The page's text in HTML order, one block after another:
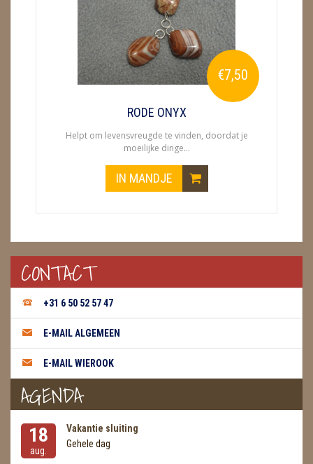
FENG SHUI
GEODE 'S / STANDAARDS
HANGERS
LAMPEN
MASSAGE
METEORIETEN
READING EN PERSOONLIJK ADVIES
RUWE STENEN
SCHEDELS / SKULLS
SELENIET
€7,50
RODE ONYX
Helpt om levensvreugde te vinden, doordat je
moeilijke dinge...
IN MANDJE
CONTACT
+31 6 50 52 57 47
E-MAIL ALGEMEEN
E-MAIL WIEROOK
AGENDA
18
aug.
Vakantie sluiting
Gehele dag